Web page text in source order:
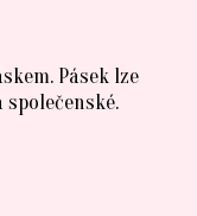
Pásek lze